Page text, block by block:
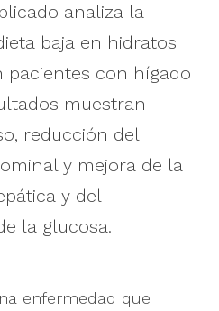
analiza la
baja en hidratos
pacientes con hígado
muestran
reducción del
y mejora de la
y del
la glucosa.
enfermedad que